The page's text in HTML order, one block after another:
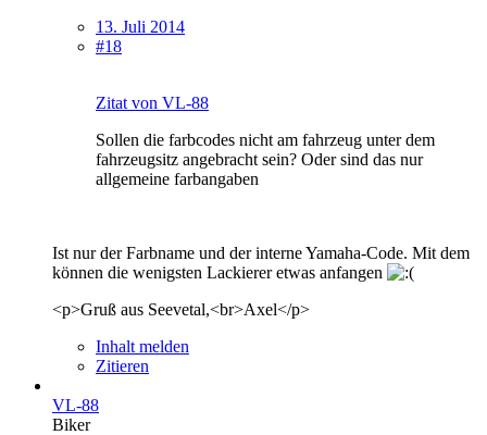
13. Juli 2014
#18
Zitat von VL-88
Sollen die farbcodes nicht am fahrzeug unter dem
fahrzeugsitz angebracht sein? Oder sind das nur
allgemeine farbangaben
Ist nur der Farbname und der interne Yamaha-Code. Mit dem
können die wenigsten Lackierer etwas anfangen
<p>Gruß aus Seevetal,<br>Axel</p>
Inhalt melden
Zitieren
VL-88
Biker